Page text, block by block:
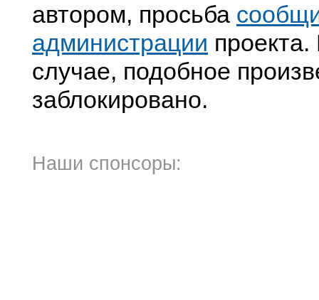
автором, просьба
администрации
случае, подобное
заблокировано.
Наши спонсоры: